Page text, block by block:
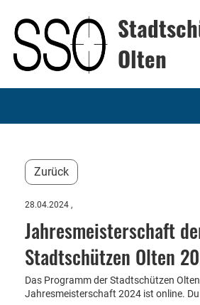
Olten
Zurück
28.04.2024 ,
Jahresmeisterschaft
Stadtschützen Olten
Das Programm der Stadtschützen Olten
Jahresmeisterschaft 2024 ist online.